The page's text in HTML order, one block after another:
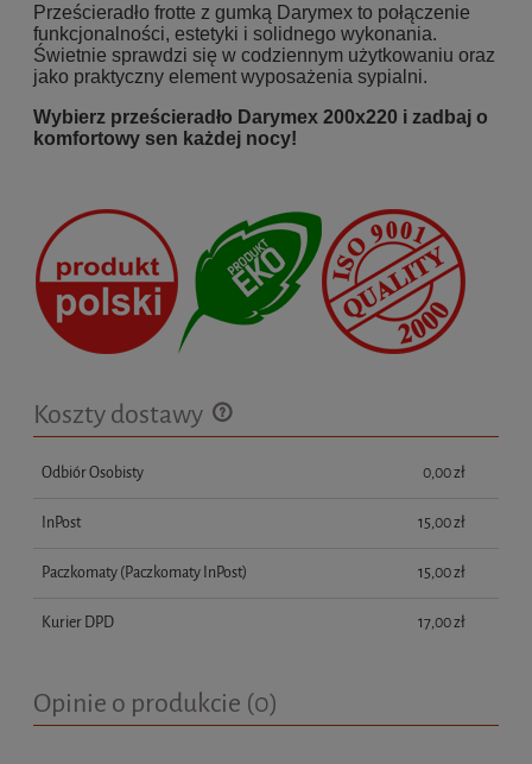
Prześcieradło frotte z gumką Darymex to połączenie
funkcjonalności, estetyki i solidnego wykonania.
Świetnie sprawdzi się w codziennym użytkowaniu oraz
jako praktyczny element wyposażenia sypialni.
Wybierz prześcieradło Darymex 200x220 i zadbaj o
komfortowy sen każdej nocy!
Koszty dostawy
Cena nie zawiera ewentualnych kosztów płatności
Odbiór Osobisty 0,00 zł
InPost 15,00 zł
Paczkomaty(Paczkomaty InPost) 15,00 zł
Kurier DPD 17,00 zł
Opinie o produkcie (0)